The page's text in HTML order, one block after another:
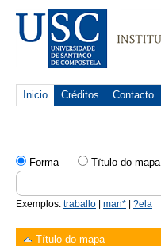
Inicio Créditos Contacto
Forma Tïtulo do mapa
Exemplos: traballo man* ?ela
Título do mapa